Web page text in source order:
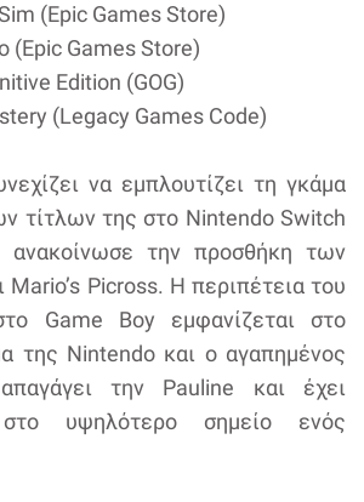
(Epic Games Store)
(Epic Games Store)
Edition (GOG)
(Legacy Games Code)
να εμπλουτίζει τη γκάμα
τίτλων της στο Nintendo Switch
ανακοίνωσε την προσθήκη των
Mario’s Picross. Η περιπέτεια του
Game Boy εμφανίζεται στο
της Nintendo και ο αγαπημένος
την Pauline και έχει
υψηλότερο σημείο ενός